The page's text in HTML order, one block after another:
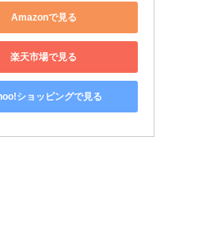
Amazonで見る
楽天市場で見る
ショッピングで見る